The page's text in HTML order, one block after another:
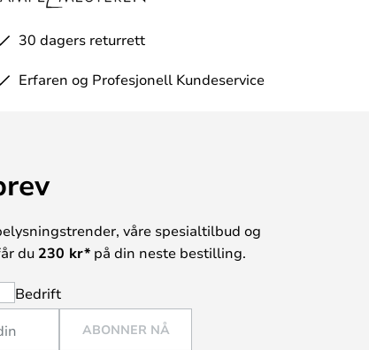
30 dagers returrett
Erfaren og Profesjonell Kundeservice
våre spesialtilbud og
du 230 kr*på din neste bestilling.
Bedrift
ABONNER NÅ